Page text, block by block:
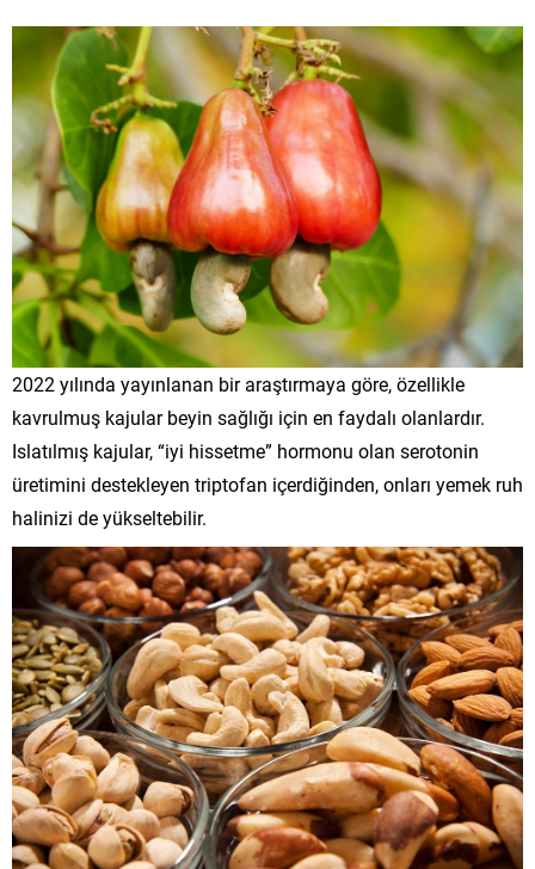
2022 yılında yayınlanan bir araştırmaya göre, özellikle
kavrulmuş kajular beyin sağlığı için en faydalı olanlardır.
Islatılmış kajular, “iyi hissetme” hormonu olan serotonin
üretimini destekleyen triptofan içerdiğinden, onları yemek ruh
halinizi de yükseltebilir.